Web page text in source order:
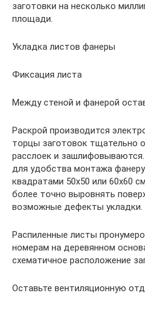
заготовки на несколько
площади.
Укладка листов фанеры
Фиксация листа
Между стеной и фанерой
Раскрой производится
торцы заготовок тщательно
расслоек и
для удобства монтажа
квадратами 50х50 или 60х60
более точно выровнять
возможные дефекты укладки.
Распиленные листы
номерам на деревянном
схематичное расположение
Оставьте вентиляционную